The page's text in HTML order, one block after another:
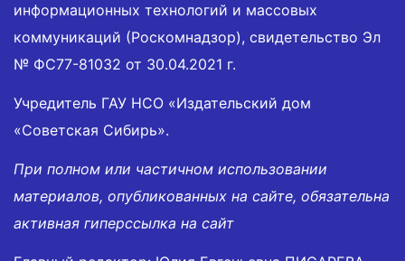
информационных технологий и массовых
коммуникаций (Роскомнадзор), свидетельство Эл
№ ФС77-81032 от 30.04.2021 г.
Учредитель ГАУ НСО «Издательский дом
«Советская Сибирь».
При полном или частичном использовании
материалов, опубликованных на сайте, обязательна
активная гиперссылка на сайт